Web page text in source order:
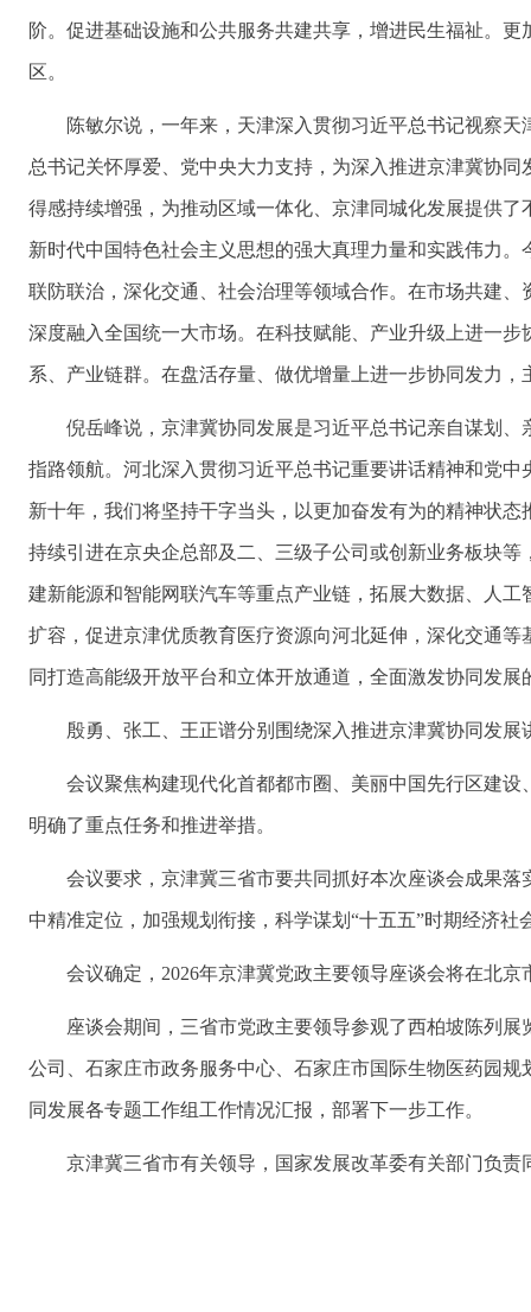
阶。促进基础设施和公共服务共建共享，增进民生福祉。
区。
陈敏尔说，一年来，天津深入贯彻习近平总书记视察
总书记关怀厚爱、党中央大力支持，为深入推进京津冀协
得感持续增强，为推动区域一体化、京津同城化发展提供
新时代中国特色社会主义思想的强大真理力量和实践伟力
联防联治，深化交通、社会治理等领域合作。在市场共建
深度融入全国统一大市场。在科技赋能、产业升级上进一
系、产业链群。在盘活存量、做优增量上进一步协同发力
倪岳峰说，京津冀协同发展是习近平总书记亲自谋划
指路领航。河北深入贯彻习近平总书记重要讲话精神和党
新十年，我们将坚持干字当头，以更加奋发有为的精神状
持续引进在京央企总部及二、三级子公司或创新业务板块
建新能源和智能网联汽车等重点产业链，拓展大数据、人
扩容，促进京津优质教育医疗资源向河北延伸，深化交通
同打造高能级开放平台和立体开放通道，全面激发协同发展
殷勇、张工、王正谱分别围绕深入推进京津冀协同发展
会议聚焦构建现代化首都都市圈、美丽中国先行区建
明确了重点任务和推进举措。
会议要求，京津冀三省市要共同抓好本次座谈会成果
中精准定位，加强规划衔接，科学谋划“十五五”时期经济社
会议确定，2026年京津冀党政主要领导座谈会将在北京
座谈会期间，三省市党政主要领导参观了西柏坡陈列
公司、石家庄市政务服务中心、石家庄市国际生物医药园
同发展各专题工作组工作情况汇报，部署下一步工作。
京津冀三省市有关领导，国家发展改革委有关部门负